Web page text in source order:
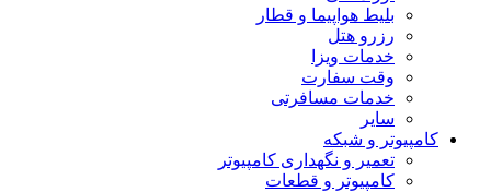
بلیط هواپیما و قطار
رزرو هتل
خدمات ویزا
وقت سفارت
خدمات مسافرتی
سایر
کامپیوتر و شبکه
تعمیر و نگهداری کامپیوتر
کامپیوتر و قطعات